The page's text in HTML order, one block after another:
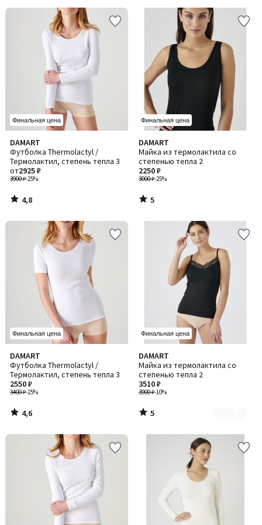
Финальная цена
DAMART
Футболка Thermolactyl /
Термолактил, степень тепла 3
3900 ₽-25%
от2925 ₽
4,8
/ 5
4,8
/
Финальная цена
DAMART
Майка из термолактила со
степенью тепла 2
3000 ₽-25%
2250 ₽
5
/
5
5
/
Финальная цена
DAMART
Футболка Thermolactyl /
Термолактил, степень тепла 3
3400 ₽-25%
2550 ₽
4,6
/ 5
4,6
/
Финальная цена
DAMART
Майка из термолактила со
степенью тепла 2
3900 ₽-10%
3510 ₽
5
/
5
Количество
цветов:
2
5
/